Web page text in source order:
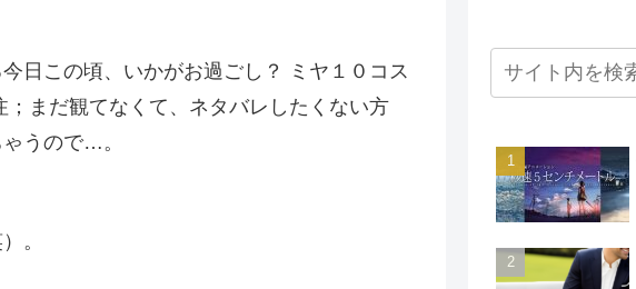
日この頃、いかがお過ごし？ ミヤ１０コス
；まだ観てなくて、ネタバレしたくない方
うので…。
。